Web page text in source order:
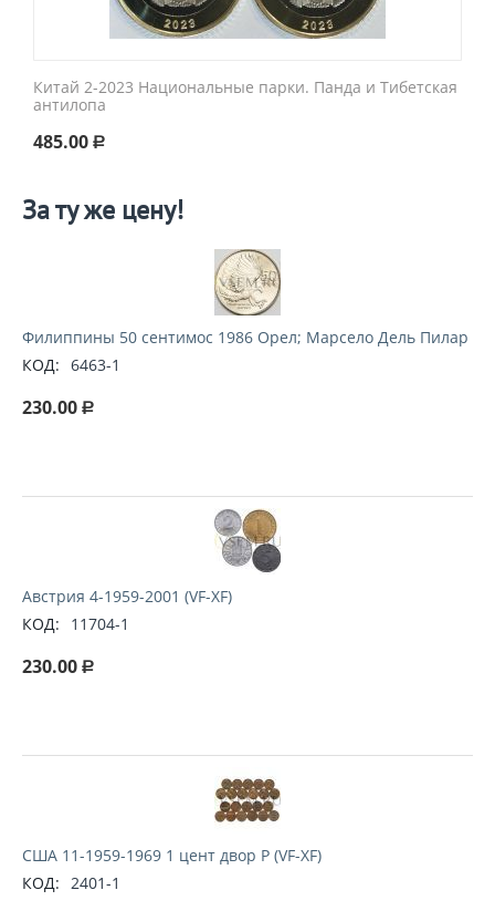
Китай 2-2023 Национальные парки. Панда и Тибетская
антилопа
485.00 Р
За ту же цену!
Филиппины 50 сентимос 1986 Орел; Марсело Дель Пилар
КОД: 6463-1
230.00 Р
Австрия 4-1959-2001 (VF-XF)
КОД:
11704-1
230.00 Р
США 11-1959-1969 1 цент двор P (VF-XF)
КОД: 2401-1